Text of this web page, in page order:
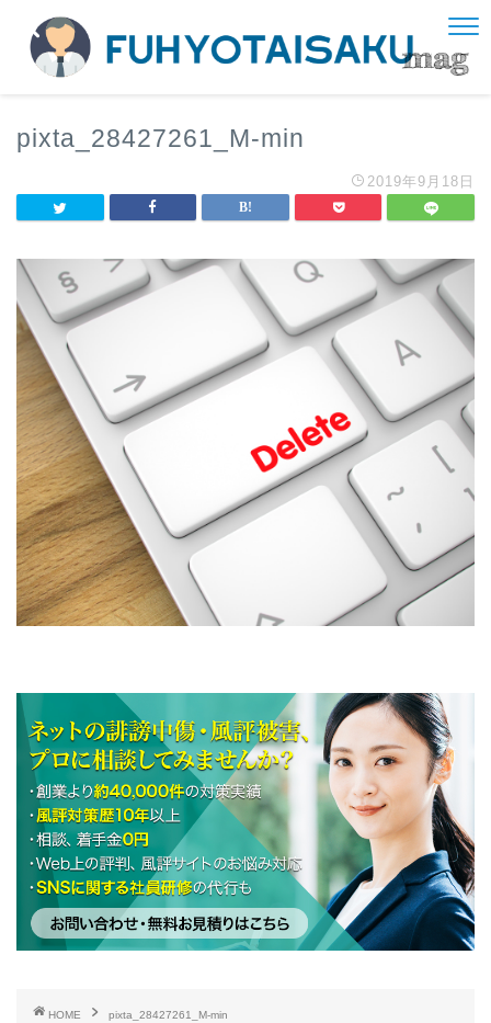
pixta_28427261_M-min
2019年9月18日
HOME pixta_28427261_M-min